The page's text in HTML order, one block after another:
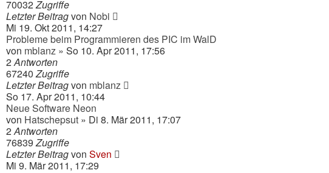
70032Zugriffe
Letzter Beitragvon Nobi
Mi 19. Okt 2011, 14:27
Probleme beim Programmieren des PIC im WalD
von mblanz » So 10. Apr 2011, 17:56
2Antworten
67240Zugriffe
Letzter Beitragvon mblanz
So 17. Apr 2011, 10:44
Neue Software Neon
von Hatschepsut » Di 8. Mär 2011, 17:07
2Antworten
76839Zugriffe
Letzter Beitragvon Sven
Mi 9. Mär 2011, 17:29